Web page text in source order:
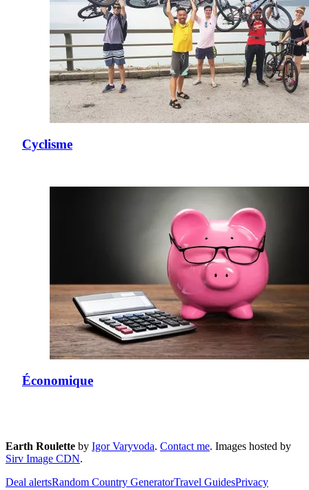
Cyclisme
Économique
Earth Roulette by Igor Varyvoda. Contact me. Images hosted by
Sirv Image CDN.
Deal alertsRandom Country GeneratorTravel GuidesPrivacy